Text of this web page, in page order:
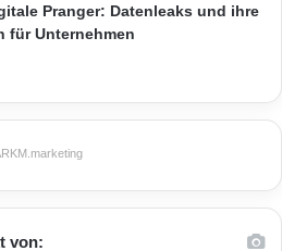
Pranger: Datenleaks und ihre
für Unternehmen
von: